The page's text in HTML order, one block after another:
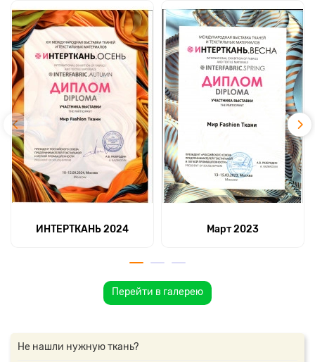
ИНТЕРТКАНЬ 2024 Март 2023
Перейти в галерею
Не нашли нужную ткань?